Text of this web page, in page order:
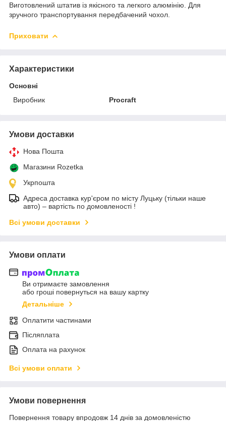
Виготовлений штатив із якісного та легкого алюмінію. Для
зручного транспортування передбачений чохол.
Приховати
Характеристики
Основні
Виробник
Procraft
Умови доставки
Нова Пошта
Магазини Rozetka
Укрпошта
Адреса доставка кур'єром по місту Луцьку (тільки наше
авто) – вартість по домовленості !
Всі умови доставки
Умови оплати
Ви отримаєте замовлення
або гроші повернуться на вашу картку
Детальніше
Оплатити частинами
Післяплата
Оплата на рахунок
Всі умови оплати
Умови повернення
Повернення товару впродовж 14 днів за домовленістю